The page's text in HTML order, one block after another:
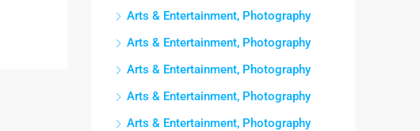
Arts & Entertainment, Photography
Arts & Entertainment, Photography
Arts & Entertainment, Photography
Arts & Entertainment, Photography
Arts & Entertainment, Photography